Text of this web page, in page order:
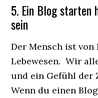
5. Ein Blog starten
sein
Der Mensch ist
Lebewesen. Wir
und ein Gefühl der
Wenn du einen